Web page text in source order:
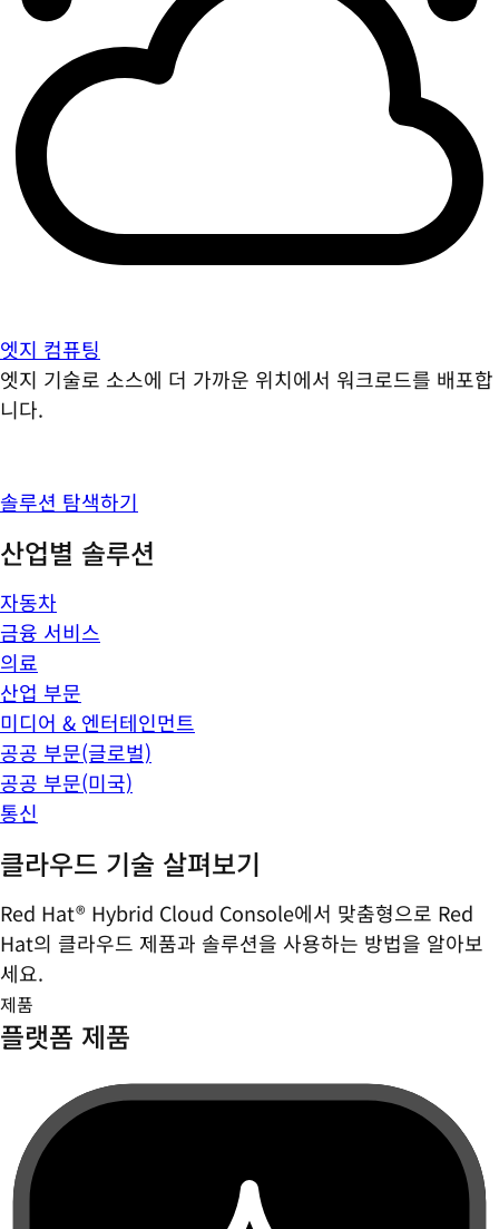
엣지 컴퓨팅
엣지 기술로 소스에 더 가까운 위치에서 워크로드를 배포합
니다.
솔루션 탐색하기
산업별 솔루션
자동차
금융 서비스
의료
산업 부문
미디어 & 엔터테인먼트
공공 부문(글로벌)
공공 부문(미국)
통신
클라우드 기술 살펴보기
Red Hat® Hybrid Cloud Console에서 맞춤형으로 Red
Hat의 클라우드 제품과 솔루션을 사용하는 방법을 알아보
세요.
제품
플랫폼 제품